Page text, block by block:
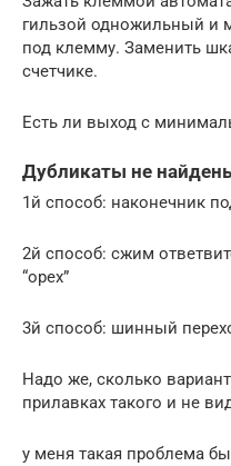
гильзой одножильный и
под клемму. Заменить
счетчике.
Есть ли выход с
Дубликаты не
1й способ: наконечник
2й способ: сжим
“орех”
3й способ: шинный
Надо же, сколько
прилавках такого и не
у меня такая проблема